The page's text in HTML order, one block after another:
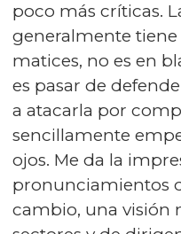
poco más críticas.
generalmente
matices, no es en
es pasar de
a atacarla por
sencillamente
ojos. Me da la
pronunciamientos
cambio, una visión